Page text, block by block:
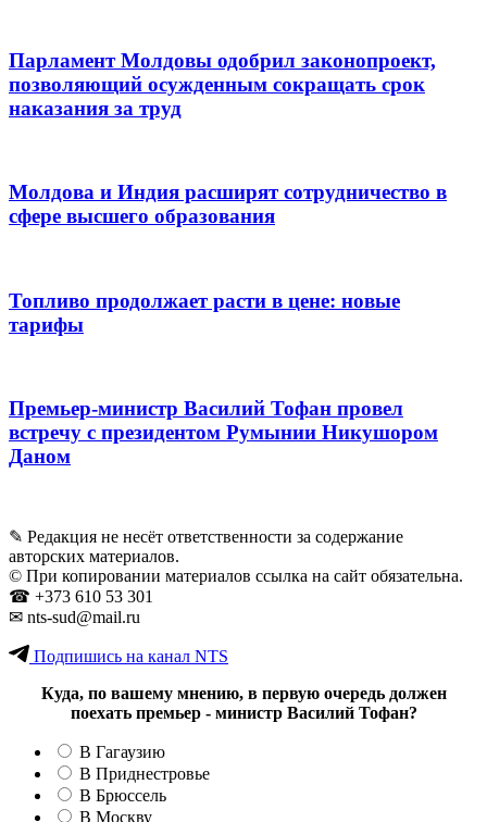
Парламент Молдовы одобрил законопроект,
позволяющий осужденным сокращать срок
наказания за труд
Молдова и Индия расширят сотрудничество в
сфере высшего образования
Топливо продолжает расти в цене: новые
тарифы
Премьер-министр Василий Тофан провел
встречу с президентом Румынии Никушором
Даном
✎ Редакция не несёт ответственности за содержание
авторских материалов.
© При копировании материалов ссылка на сайт обязательна.
☎︎ +373 610 53 301
✉ nts-sud@mail.ru
Подпишись на канал NTS
Куда, по вашему мнению, в первую очередь должен
поехать премьер - министр Василий Тофан?
В Гагаузию
В Приднестровье
В Брюссель
В Москву